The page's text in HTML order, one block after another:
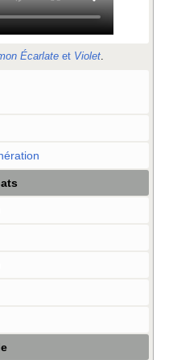
Écarlateet Violet.